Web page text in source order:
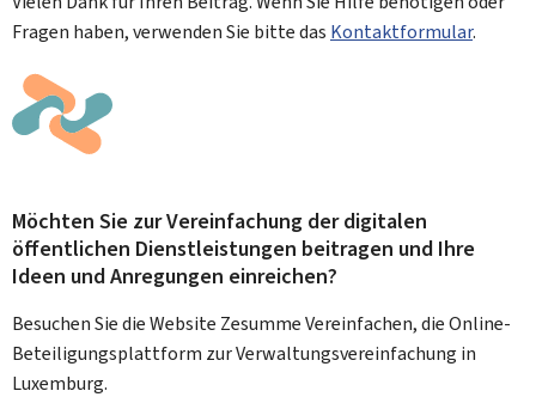
Fragen haben, verwenden Sie bitte das Kontaktformular.
Möchten Sie zur Vereinfachung der digitalen
öffentlichen Dienstleistungen beitragen und Ihre
Ideen und Anregungen einreichen?
Besuchen Sie die Website Zesumme Vereinfachen, die Online-
Beteiligungsplattform zur Verwaltungsvereinfachung in
Luxemburg.